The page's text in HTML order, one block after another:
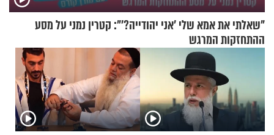
"שאלתי את אמא שלי 'אני יהודייה?'": קטרין נמני על מסע
ההתחזקות המרגש